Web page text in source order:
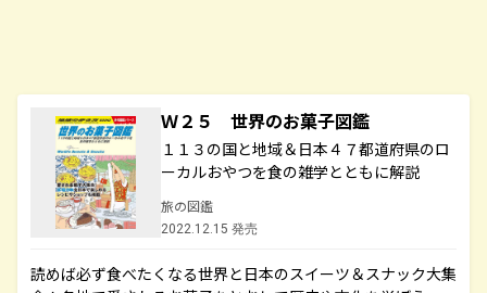
Ｗ２５ 世界のお菓子図鑑
１１３の国と地域＆日本４７都道府県のロ
ーカルおやつを食の雑学とともに解説
旅の図鑑
2022.12.15 発売
読めば必ず食べたくなる世界と日本のスイーツ＆スナック大集